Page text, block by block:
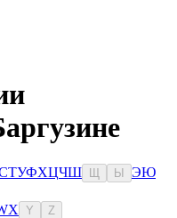
ТУФХЦЧШ Ы ЭЮ
X Y Z